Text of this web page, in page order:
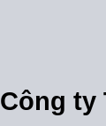
Công ty